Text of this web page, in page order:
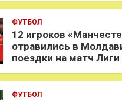
ФУТБОЛ
12 игроков
отравились в
поездки на матч
ФУТБОЛ